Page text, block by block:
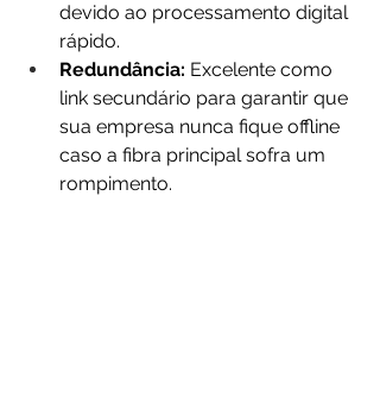
devido ao processamento digital
rápido.
Redundância: Excelente como
link secundário para garantir que
sua empresa nunca fique offline
caso a fibra principal sofra um
rompimento.